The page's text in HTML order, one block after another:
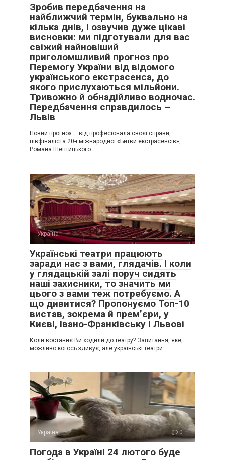
Зробив передбачення на
найближчий термін, буквально на
кілька днів, і озвучив дуже цікаві
висновки: ми підготували для вас
свіжий найновіший
приголомшливий прогноз про
Перемогу України від відомого
українського екстрасенса, до
якого прислухаються мільйони.
Тривожно й обнадійливо водночас.
Передбачення справдилось –
Львів
Новий прогноз – від професіонала своєї справи,
півфіналіста 20-ї міжнародної «Битви екстрасенсів»,
Романа Шептицького.
Україна 0
Українські театри працюють
заради нас з вами, глядачів. І коли
у глядацькій залі поруч сидять
наші захисники, то значить ми
цього з вами теж потребуємо. А
що дивитися? Пропонуємо Топ-10
вистав, зокрема й прем’єри, у
Києві, Івано-Франківську і Львові
Коли востаннє Ви ходили до театру? Запитання, яке,
можливо когось здивує, але українські театри
Україна 0
Погода в Україні 24 лютого буде